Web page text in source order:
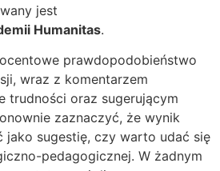
jest
Humanitas.
prawdopodobieństwo
wraz z komentarzem
trudności oraz sugerującym
zaznaczyć, że wynik
jako sugestię, czy warto udać się
pedagogicznej. W żadnym